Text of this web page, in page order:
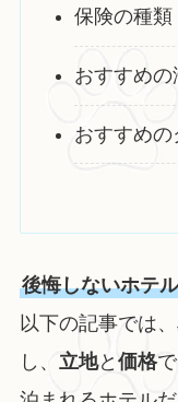
保険の種類
おすすめ
おすすめ
後悔しないホテ
以下の記事では、
し、 立地と 価格